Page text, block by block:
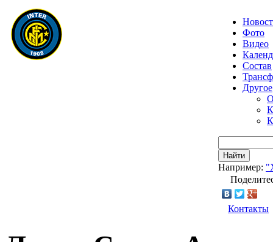
Фото
Видео
Состав
Другое
Найти
Например:
Контакты